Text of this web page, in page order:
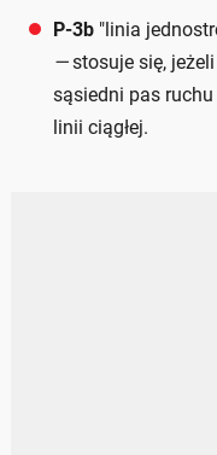
P-3b "linia
—stosuje się,
sąsiedni pas
linii ciągłej.